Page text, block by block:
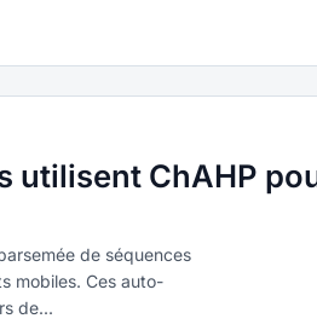
utilisent ChAHP
de séquences
mobiles. Ces auto-
de...